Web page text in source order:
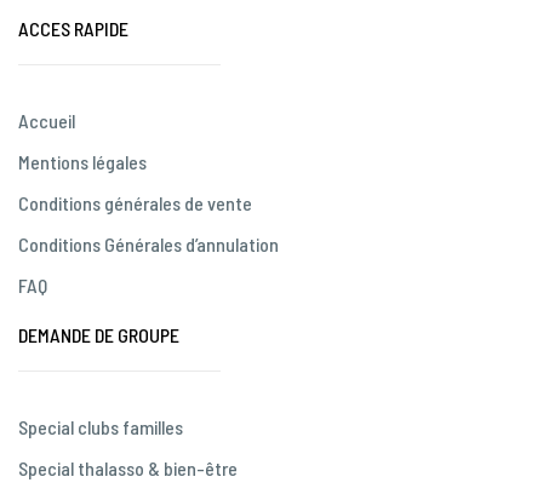
ACCES RAPIDE
Accueil
Mentions légales
Conditions générales de vente
Conditions Générales d’annulation
FAQ
DEMANDE DE GROUPE
Special clubs familles
Special thalasso & bien-être